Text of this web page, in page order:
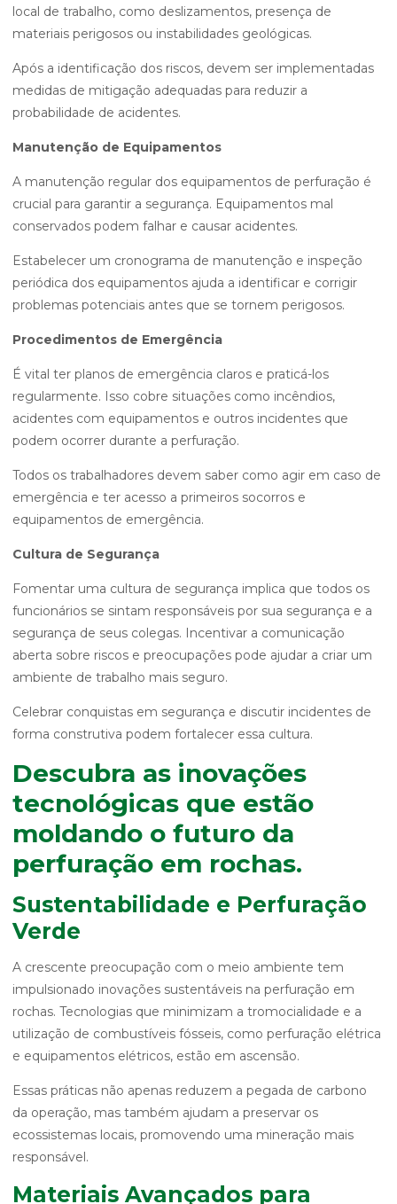
local de trabalho, como deslizamentos, presença de
materiais perigosos ou instabilidades geológicas.
Após a identificação dos riscos, devem ser implementadas
medidas de mitigação adequadas para reduzir a
probabilidade de acidentes.
Manutenção de Equipamentos
A manutenção regular dos equipamentos de perfuração é
crucial para garantir a segurança. Equipamentos mal
conservados podem falhar e causar acidentes.
Estabelecer um cronograma de manutenção e inspeção
periódica dos equipamentos ajuda a identificar e corrigir
problemas potenciais antes que se tornem perigosos.
Procedimentos de Emergência
É vital ter planos de emergência claros e praticá-los
regularmente. Isso cobre situações como incêndios,
acidentes com equipamentos e outros incidentes que
podem ocorrer durante a perfuração.
Todos os trabalhadores devem saber como agir em caso de
emergência e ter acesso a primeiros socorros e
equipamentos de emergência.
Cultura de Segurança
Fomentar uma cultura de segurança implica que todos os
funcionários se sintam responsáveis por sua segurança e a
segurança de seus colegas. Incentivar a comunicação
aberta sobre riscos e preocupações pode ajudar a criar um
ambiente de trabalho mais seguro.
Celebrar conquistas em segurança e discutir incidentes de
forma construtiva podem fortalecer essa cultura.
Descubra as inovações
tecnológicas que estão
moldando o futuro da
perfuração em rochas.
Sustentabilidade e Perfuração
Verde
A crescente preocupação com o meio ambiente tem
impulsionado inovações sustentáveis na perfuração em
rochas. Tecnologias que minimizam a tromocialidade e a
utilização de combustíveis fósseis, como perfuração elétrica
e equipamentos elétricos, estão em ascensão.
Essas práticas não apenas reduzem a pegada de carbono
da operação, mas também ajudam a preservar os
ecossistemas locais, promovendo uma mineração mais
responsável.
Materiais Avançados para